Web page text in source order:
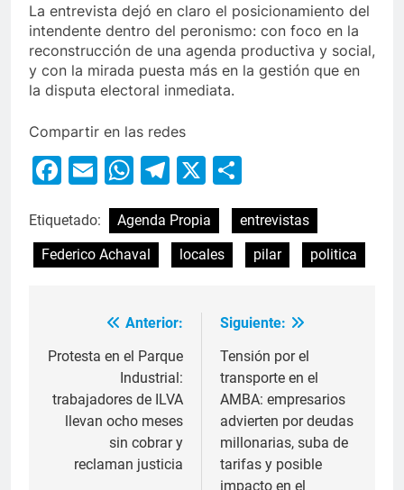
La entrevista dejó en claro el posicionamiento del
intendente dentro del peronismo: con foco en la
reconstrucción de una agenda productiva y social,
y con la mirada puesta más en la gestión que en
la disputa electoral inmediata.
Compartir en las redes
Facebook
EmailWhatsApp
Telegram
X
Etiquetado: Agenda Propia
entrevistas
Federico Achaval
locales pilar politica
Anterior:
Protesta en el Parque
Industrial:
trabajadores de ILVA
llevan ocho meses
sin cobrar y
reclaman justicia
Siguiente:
Tensión por el
transporte en el
AMBA: empresarios
advierten por deudas
millonarias, suba de
tarifas y posible
impacto en el